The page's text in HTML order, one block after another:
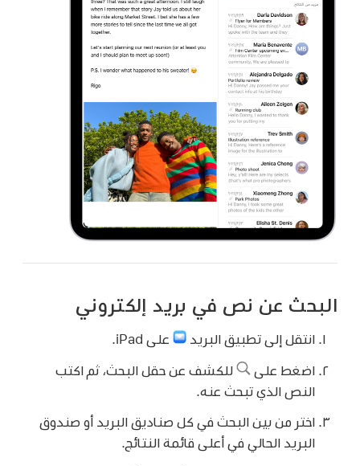
البحث عن نص في بريد إلكتروني
انتقل إلى تطبيق البريد على iPad.
اضغط على
للكشف عن حقل البحث، ثم اكتب
النص الذي تبحث عنه.
اختر من بين البحث في كل صناديق البريد أو صندوق
البريد الحالي في أعلى قائمة النتائج.